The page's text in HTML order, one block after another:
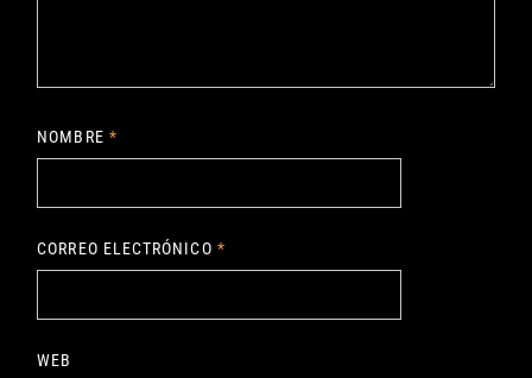
NOMBRE *
CORREO ELECTRÓNICO *
WEB